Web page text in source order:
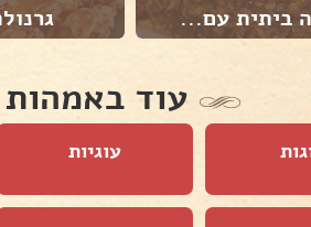
ביתית עם...
עוד
עוגיות